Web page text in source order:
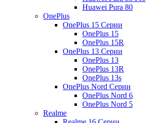
Huawei Pura 80
OnePlus
OnePlus 15 Серии
OnePlus 15
OnePlus 15R
OnePlus 13 Серии
OnePlus 13
OnePlus 13R
OnePlus 13s
OnePlus Nord Серии
OnePlus Nord 6
OnePlus Nord 5
Realme